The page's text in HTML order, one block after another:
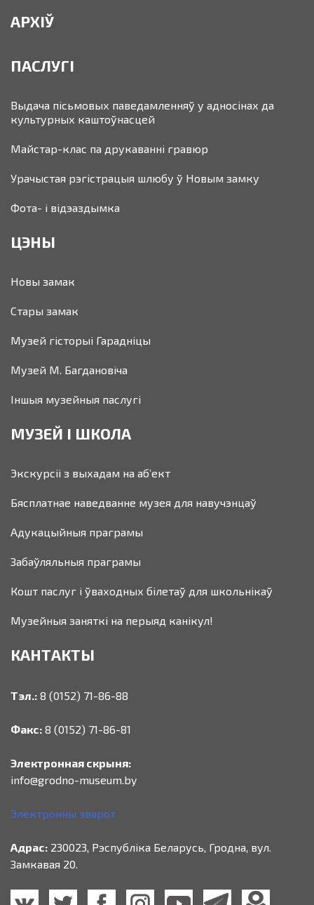
АРХІЎ
ПАСЛУГІ
Выдача пісьмовых паведамленняў у адносінах да
культурных каштоўнасцей
Майстар-клас па друкаванні гравюр
Урачыстая рэгістрацыя шлюбу ў Новым замку
Фота- і відэаздымка
ЦЭНЫ
Новы замак
Стары замак
Музей гісторыі Гарадніцы
Музей М. Багдановіча
Іншыя музейныя паслугі
МУЗЕЙ І ШКОЛА
Экскурсіі з выхадам на аб’ект
Бясплатнае наведванне музея для навучэнцаў
Адукацыйныя праграмы
Забаўляльныя праграмы
Кошт паслуг і ўваходных білетаў для школьнікаў
Музейныя заняткі на перыяд канікул!
КАНТАКТЫ
Тэл.: 8 (0152) 71-86-88
Факс: 8 (0152) 71-86-81
Электронная скрыня:
info@grodno-museum.by
Электронны зварот
Адрас: 230023, Рэспубліка Беларусь, Гродна, вул.
Замкавая 20.